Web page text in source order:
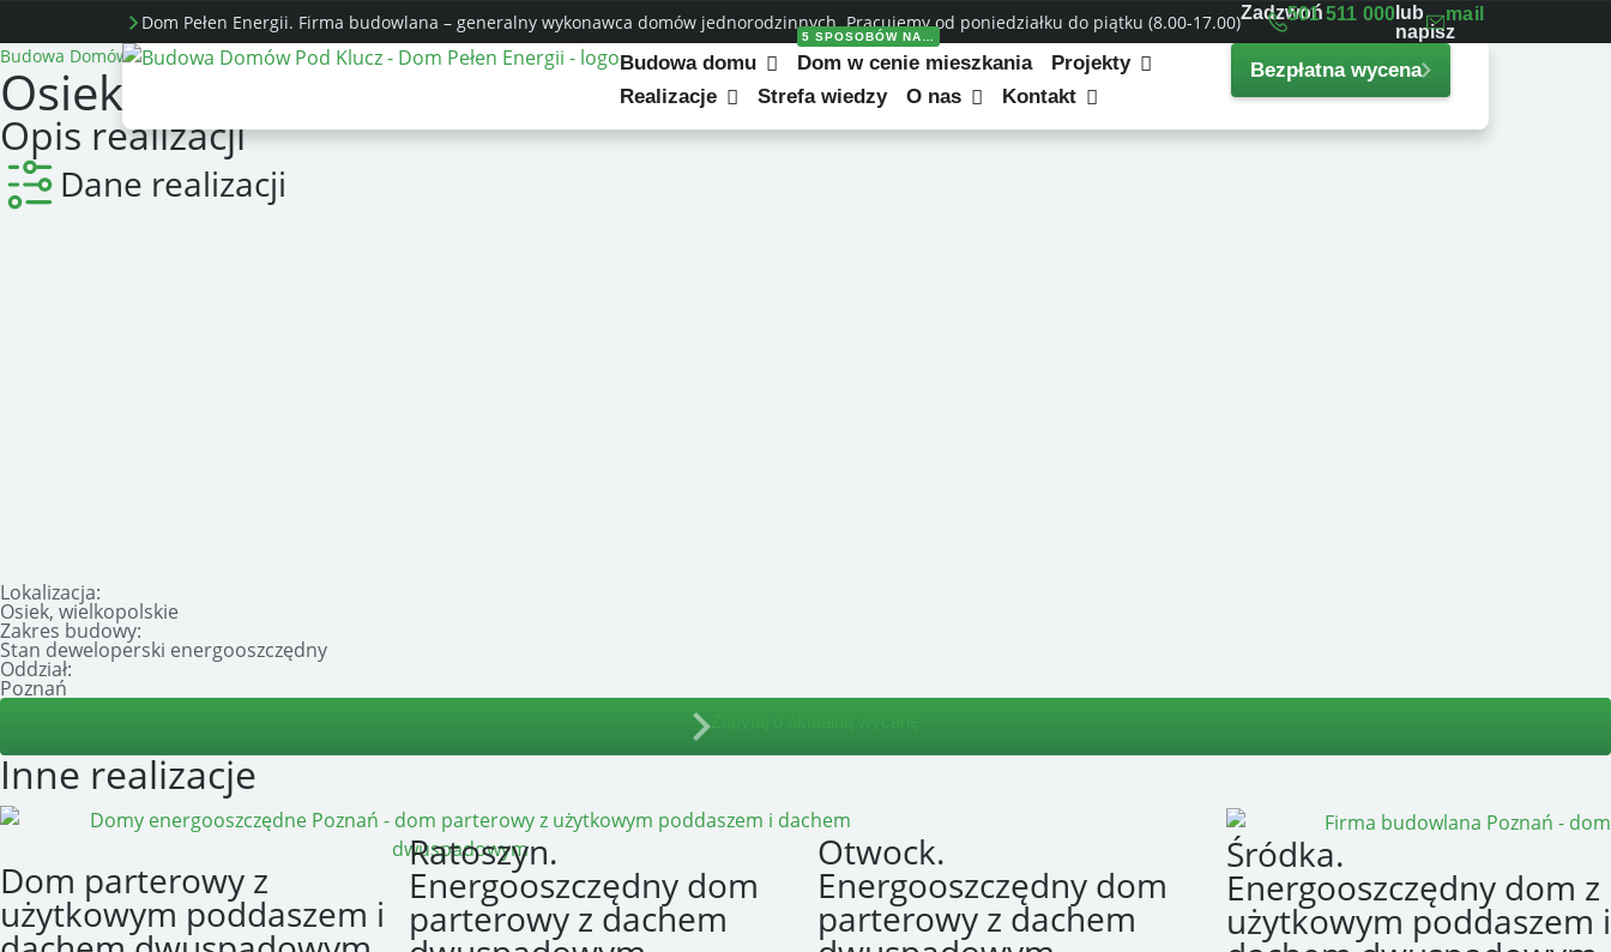
Dom Pełen Energii. Firma budowlana – generalny wykonawca domów jednorodzinnych. Pracujemy od poniedziałku do piątku (8.00-17.00)Zadzwoń501 511 000 lub
napisz
mail
Budowa domu
5 SPOSOBÓW NA…
Dom w cenie mieszkania
Projekty
Realizacje
Strefa wiedzy O nas Kontakt
Bezpłatna wycena
Budowa Domów Energooszczędnych Realizacje Osiek. Dom energooszczędny
Osiek. Dom energooszczędny
Opis realizacji
Dane realizacji
Lokalizacja:
Osiek, wielkopolskie
Zakres budowy:
Stan deweloperski energooszczędny
Oddział:
Poznań
Zapytaj o aktualną wycenę
Inne realizacje
Dom parterowy z
użytkowym poddaszem i
Ratoszyn.
Energooszczędny dom
parterowy z dachem
Otwock.
Energooszczędny dom
parterowy z dachem
Śródka.
Energooszczędny dom z
użytkowym poddaszem i